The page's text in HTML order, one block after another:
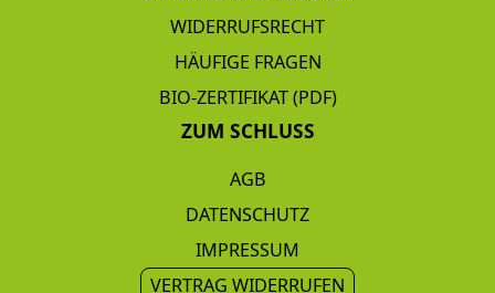
WIDERRUFSRECHT
HÄUFIGE FRAGEN
BIO-ZERTIFIKAT (PDF)
ZUM SCHLUSS
AGB
DATENSCHUTZ
IMPRESSUM
VERTRAG WIDERRUFEN